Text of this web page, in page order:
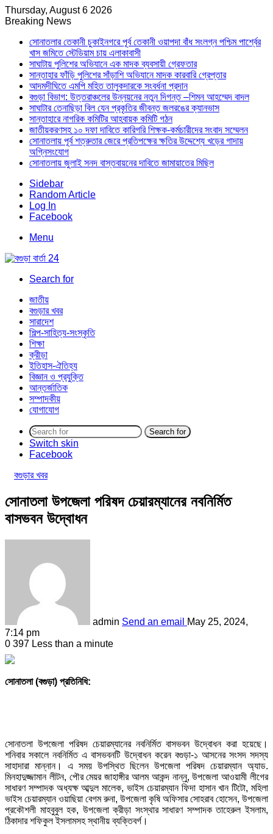
Thursday, August 6 2026
Breaking News
সোনাতলার তেকানী চুকাইনগরে পূর্ব তেকানী ওয়াপদা বাঁধ সংলগ্ন পশ্চিম পার্শ্বের
খাস জমিতে স্টেডিয়াম চায় এলাকাবাসী
সাঘাটায় পুলিশের অভিযানে এক মাদক ব্যবসায়ী গ্রেফতার
সান্তাহার ফাঁড়ি পুলিশের সাঁড়াশি অভিযানে মাদক কারবারি গ্রেপ্তার
আদমদীঘিতে এমপি মহিত তালুকদারকে সংবর্ধনা প্রদান
বগুড়া বিভাগ: উত্তরাঞ্চলের উন্নয়নের নতুন দিগন্ত –শিমন আহম্মেদ বাদল
সাঘাটার তেনাছিড়া বিল যেন প্রকৃতির জীবন্ত জলরঙের ক্যানভাস
সান্তাহারে নাগরিক কমিটির আহবায়ক কমিটি গঠন
জাতীয়করণসহ ১০ দফা দাবিতে কারিগরি শিক্ষক-কর্মচারীদের সংবাদ সম্মেলন
সোনাতলায় পূর্ব শত্রুতার জেরে প্রতিপক্ষের ক্ষতির উদ্দেশ্যে খড়ের গাদায়
অগ্নিসংযোগ
সোনাতলায় জুলাই সনদ বাস্তবায়নের দাবিতে জামায়াতের মিছিল
Sidebar
Random Article
Log In
Facebook
Menu
Search for
জাতীয়
বগুড়ার খবর
সারাদেশ
শিল্প-সাহিত্য-সংস্কৃতি
শিক্ষা
ক্রীড়া
ইতিহাস-ঐতিহ্য
বিজ্ঞান ও প্রযুক্তি
আন্তর্জাতিক
সম্পাদকীয়
যোগাযোগ
Search for
Switch skin
Facebook
বগুড়ার খবর
সোনাতলা উপজেলা পরিষদ চেয়ারম্যানের নবনির্মিত
বাসভবন উদ্বোধন
admin Send an email
May 25, 2024,
7:14 pm
0 397 Less than a minute
সোনাতলা (বগুড়া) প্রতিনিধি:
সোনাতলা উপজেলা পরিষদ চেয়ারম্যানের নবনির্মিত বাসভবন উদ্বোধন করা হয়েছে।
শনিবার সকালে নবনির্মিত এ বাসভবনটি উদ্বোধন করেন বগুড়া-১ আসনের সংসদ সদস্য
সাহাদারা মান্নান। এ সময় উপস্থিত ছিলেন উপজেলা পরিষদ চেয়ারম্যান অ্যাড.
মিনহাদুজ্জামান লীটন, পৌর মেয়র জাহাঙ্গীর আলম আকন্দ নান্নু, উপজেলা আওয়ামী লীগের
সাধারণ সম্পাদক অধ্যক্ষ আব্দুল মালেক, ভাইস চেয়ারম্যান ফিদা হাসান খান টিটো, মহিলা
ভাইস চেয়ারম্যান ওয়াছিয়া বেগম রুনা, উপজেলা কৃষি অফিসার সোহরাব হোসেন, উপজেলা
প্রকৌশলী মাহবুবুল হক, উপজেলা ক্রীড়া সংস্থার সাধারণ সম্পাদক তাহেরুল ইসলাম,
ঠিকাদার শফিকুল ইসলামসহ স্থানীয় ব্যক্তিবর্গ।